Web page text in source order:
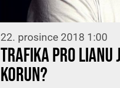
22. prosince 2018 1:00
Trafika pro Lianu
korun?